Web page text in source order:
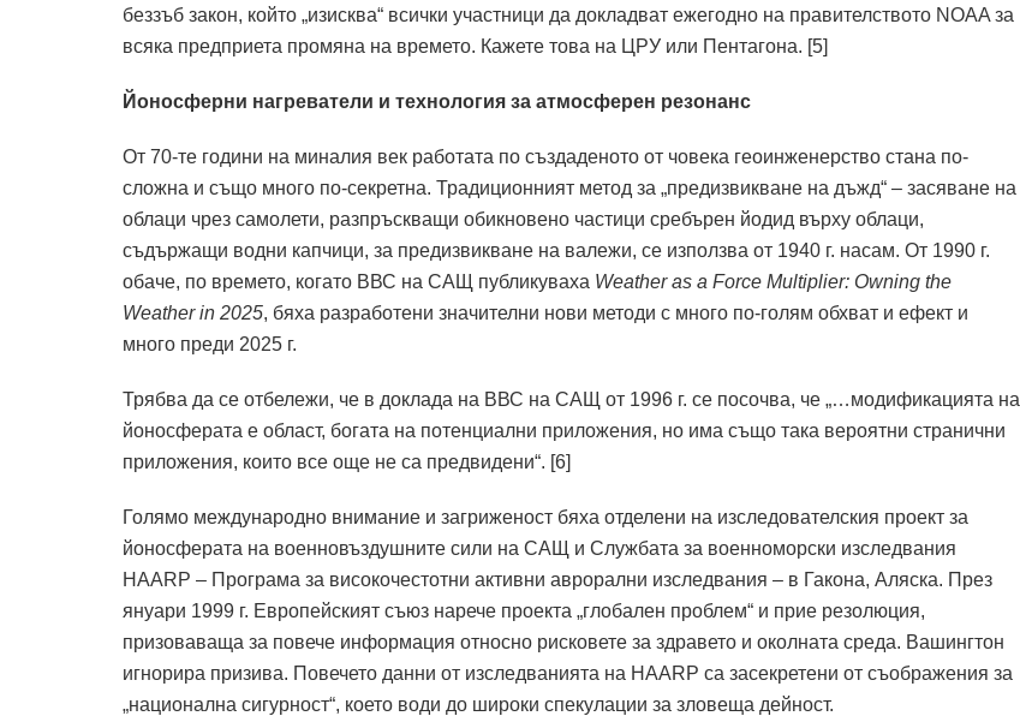
беззъб закон, който „изисква“ всички участници да докладват ежегодно на правителството NOAA за
всяка предприета промяна на времето. Кажете това на ЦРУ или Пентагона. [5]
Йоносферни нагреватели и технология за атмосферен резонанс
От 70-те години на миналия век работата по създаденото от човека геоинженерство стана по-
сложна и също много по-секретна. Традиционният метод за „предизвикване на дъжд“ – засяване на
облаци чрез самолети, разпръскващи обикновено частици сребърен йодид върху облаци,
съдържащи водни капчици, за предизвикване на валежи, се използва от 1940 г. насам. От 1990 г.
обаче, по времето, когато ВВС на САЩ публикуваха Weather as a Force Multiplier: Owning the
Weather in 2025, бяха разработени значителни нови методи с много по-голям обхват и ефект и
много преди 2025 г.
Трябва да се отбележи, че в доклада на ВВС на САЩ от 1996 г. се посочва, че „…модификацията на
йоносферата е област, богата на потенциални приложения, но има също така вероятни странични
приложения, които все още не са предвидени“. [6]
Голямо международно внимание и загриженост бяха отделени на изследователския проект за
йоносферата на военновъздушните сили на САЩ и Службата за военноморски изследвания
HAARP – Програма за високочестотни активни аврорални изследвания – в Гакона, Аляска. През
януари 1999 г. Европейският съюз нарече проекта „глобален проблем“ и прие резолюция,
призоваваща за повече информация относно рисковете за здравето и околната среда. Вашингтон
игнорира призива. Повечето данни от изследванията на HAARP са засекретени от съображения за
„национална сигурност“, което води до широки спекулации за зловеща дейност.